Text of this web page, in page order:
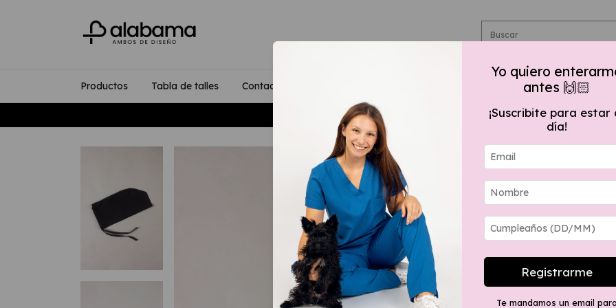
Productos Tabla de talles Contacto
3 y 6 cuotas SIN INTERÉS a partir de
Cofia
$21.000
Precio sin
Yo quiero
antes 🙌🏻
¡Suscribite para estar
día!
Registrarme
Te mandamos un email para